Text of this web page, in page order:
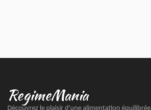
RegimeMania
Découvrez le plaisir d'une alimentation équilibrée